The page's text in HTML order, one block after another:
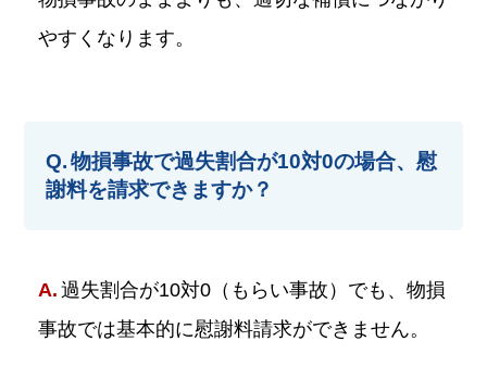
やすくなります。
物損事故で過失割合が10対0の場合、慰
謝料を請求できますか？
過失割合が10対0（もらい事故）でも、物損
事故では基本的に慰謝料請求ができません。